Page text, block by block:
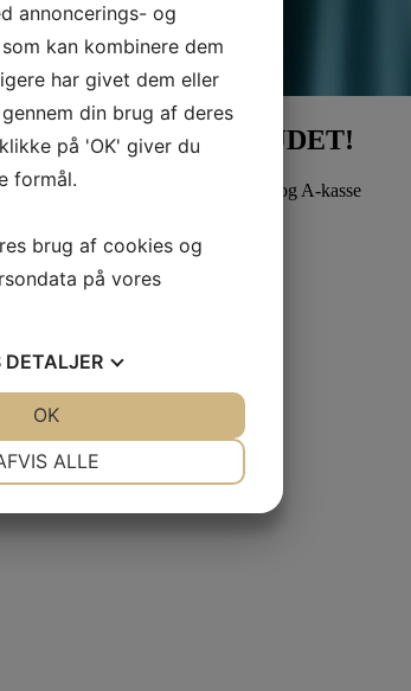
nyt, både som din fagforening og A-kasse
annoncerings- og
kan kombinere dem
har givet dem eller
din brug af deres
på 'OK' giver du
formål.
brug af cookies og
på vores
DETALJER
ALLE
OK